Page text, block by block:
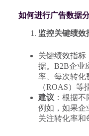
如何进行广告数据
监控关键绩效
关键绩效指标
据。B2B企业
率、每次转化
（ROAS）等
建议 ：根据
例如，如果企
关注转化率和